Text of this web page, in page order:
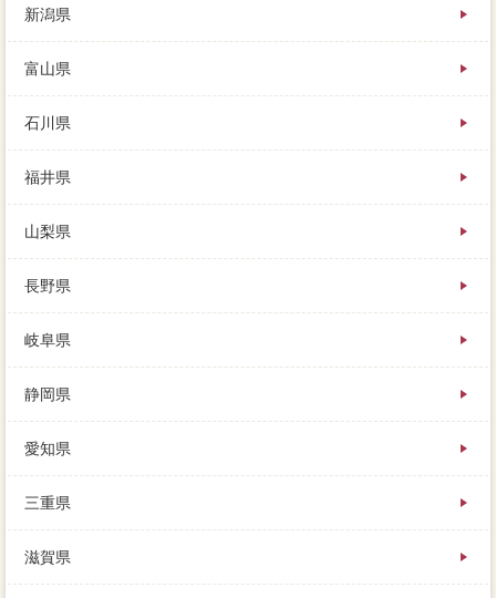
りません。
1000万ほど残っています。
新潟県
富山県
石川県
福井県
山梨県
長野県
岐阜県
静岡県
愛知県
三重県
滋賀県